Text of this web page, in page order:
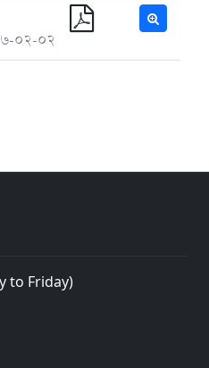
02-02
to Friday)